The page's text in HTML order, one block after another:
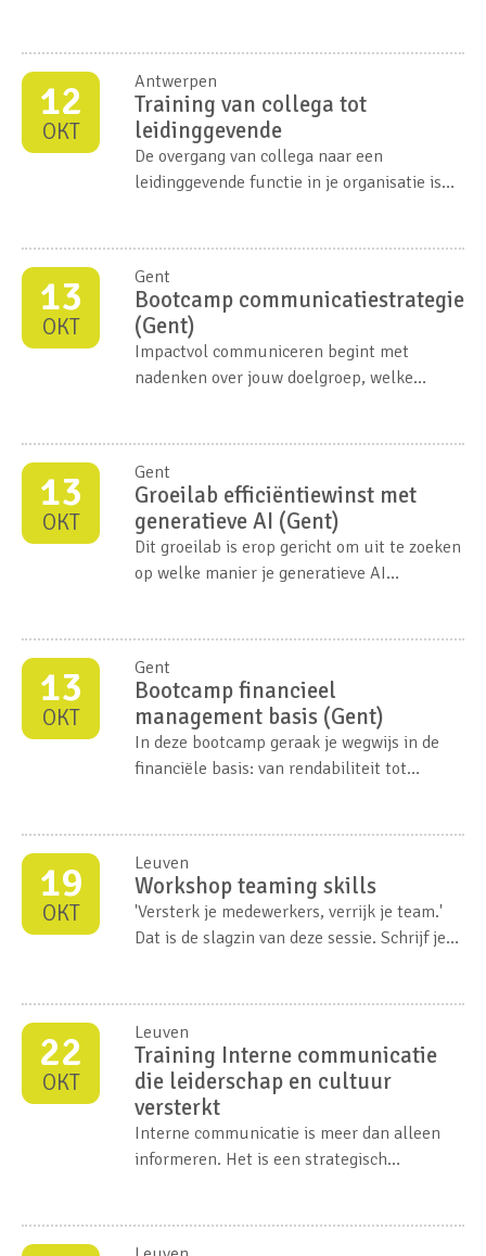
12
OKT
Antwerpen
Training van collega tot
leidinggevende
De overgang van collega naar een
leidinggevende functie in je organisatie is
dat helemaal niet meer...
13
OKT
Gent
Bootcamp communicatiestrategie
(Gent)
Impactvol communiceren begint met
nadenken over jouw doelgroep, welke
13
OKT
Gent
Groeilab efficiëntiewinst met
generatieve AI (Gent)
Dit groeilab is erop gericht om uit te zoeken
op welke manier je generatieve AI
13
OKT
Gent
Bootcamp financieel
management basis (Gent)
In deze bootcamp geraak je wegwijs in de
financiële basis: van rendabiliteit tot
19
OKT
Leuven
Workshop teaming skills
'Versterk je medewerkers, verrijk je team.'
Dat is de slagzin van deze sessie. Schrijf je
22
OKT
Leuven
Training Interne communicatie
die leiderschap en cultuur
versterkt
Interne communicatie is meer dan alleen
informeren. Het is een strategisch